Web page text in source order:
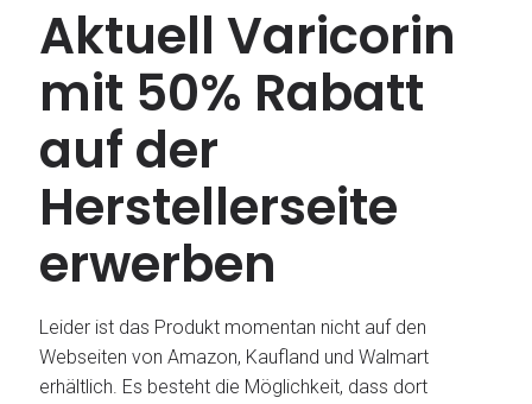
Aktuell Varicorin
mit 50% Rabatt
auf der
Herstellerseite
erwerben
Leider ist das Produkt momentan nicht auf den
Webseiten von Amazon, Kaufland und Walmart
erhältlich. Es besteht die Möglichkeit, dass dort